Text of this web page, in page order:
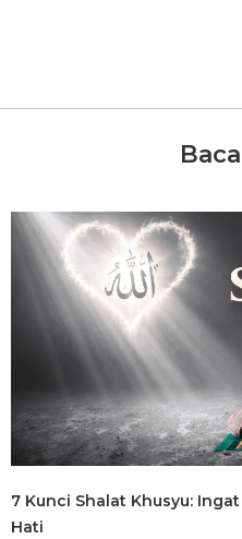
7 Kunci Shalat Khusyu:
Hati